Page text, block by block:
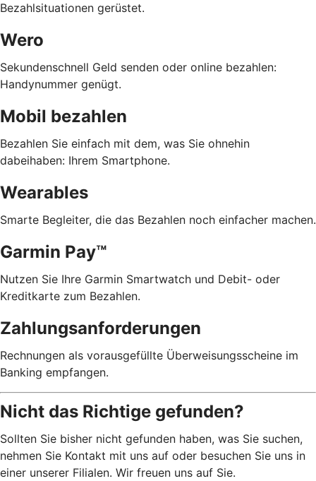
Bezahlsituationen gerüstet.
Wero
Sekundenschnell Geld senden oder online bezahlen:
Handynummer genügt.
Mobil bezahlen
Bezahlen Sie einfach mit dem, was Sie ohnehin
dabeihaben: Ihrem Smartphone.
Wearables
Smarte Begleiter, die das Bezahlen noch einfacher machen.
Garmin Pay™
Nutzen Sie Ihre Garmin Smartwatch und Debit- oder
Kreditkarte zum Bezahlen.
Zahlungsanforderungen
Rechnungen als vorausgefüllte Überweisungsscheine im
Banking empfangen.
Nicht das Richtige gefunden?
Sollten Sie bisher nicht gefunden haben, was Sie suchen,
nehmen Sie Kontakt mit uns auf oder besuchen Sie uns in
einer unserer Filialen. Wir freuen uns auf Sie.